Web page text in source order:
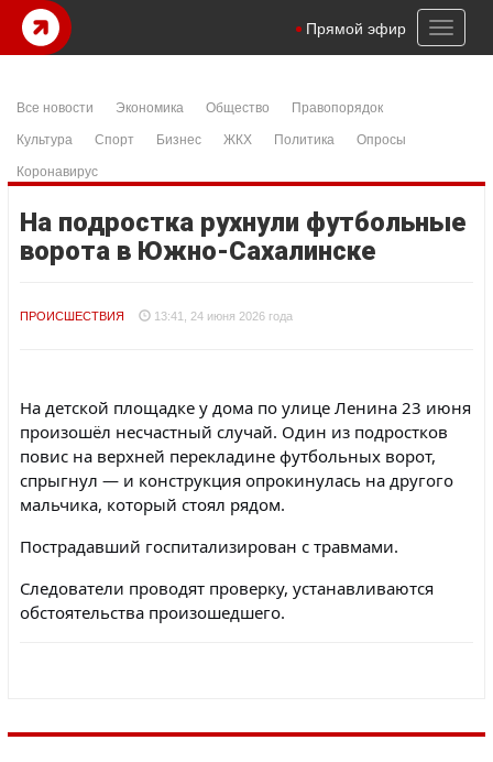
Toggle
Прямой эфир
Все новости Экономика Общество
Правопорядок
Культура
Спорт Бизнес ЖКХ Политика
Опросы
Коронавирус
На подростка рухнули футбольные
ворота в Южно-Сахалинске
ПРОИСШЕСТВИЯ 13:41, 24 июня 2026 года
На детской площадке у дома по улице Ленина 23 июня
произошёл несчастный случай. Один из подростков
повис на верхней перекладине футбольных ворот,
спрыгнул — и конструкция опрокинулась на другого
мальчика, который стоял рядом.
Пострадавший госпитализирован с травмами.
Следователи проводят проверку, устанавливаются
обстоятельства произошедшего.